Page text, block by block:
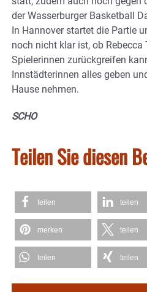
der Wasserburger Basketball
In Hannover startet die Partie
noch nicht klar ist, ob
Spielerinnen zurückgreifen
Innstädterinnen alles geben
Hause nehmen.
SCHO
Teilen Sie diesen
teilen teilen
merken teilen
teilen teilen